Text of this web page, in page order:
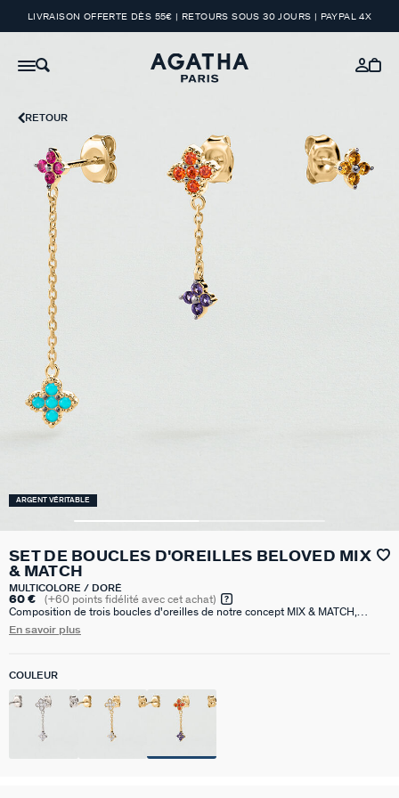
LIVRAISON OFFERTE DÈS 55€ | RETOURS SOUS 30 JOURS | PAYPAL 4X
RETOUR
ARGENT VÉRITABLE
SET DE BOUCLES D'OREILLES BELOVED MIX
& MATCH
MULTICOLORE / DORÉ
60 € (+60 points fidélité avec cet achat)
Composition de trois boucles d'oreilles de notre concept MIX & MATCH,
réalisées en argent sterling 925 plaqué or 18 carats (750/1000) et serti
En savoir plus
COULEUR